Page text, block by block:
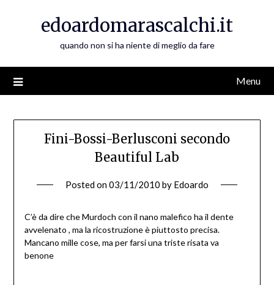
edoardomarascalchi.it
quando non si ha niente di meglio da fare
Menu
Fini-Bossi-Berlusconi secondo
Beautiful Lab
Posted on03/11/2010 by Edoardo
C’è da dire che Murdoch con il nano malefico ha il dente
avvelenato , ma la ricostruzione è piuttosto precisa.
Mancano mille cose, ma per farsi una triste risata va
benone